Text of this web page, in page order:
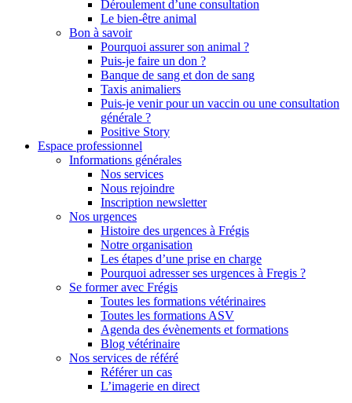
Déroulement d’une consultation
Le bien-être animal
Bon à savoir
Pourquoi assurer son animal ?
Puis-je faire un don ?
Banque de sang et don de sang
Taxis animaliers
Puis-je venir pour un vaccin ou une consultation
générale ?
Positive Story
Espace professionnel
Informations générales
Nos services
Nous rejoindre
Inscription newsletter
Nos urgences
Histoire des urgences à Frégis
Notre organisation
Les étapes d’une prise en charge
Pourquoi adresser ses urgences à Fregis ?
Se former avec Frégis
Toutes les formations vétérinaires
Toutes les formations ASV
Agenda des évènements et formations
Blog vétérinaire
Nos services de référé
Référer un cas
L’imagerie en direct